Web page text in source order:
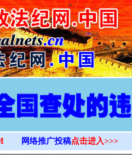
>
网络推广投稿点击进入>>>